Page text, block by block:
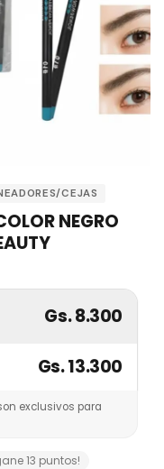
CEJAS
NEGRO
Gs. 8.300
Gs. 13.300
exclusivos para
13 puntos!